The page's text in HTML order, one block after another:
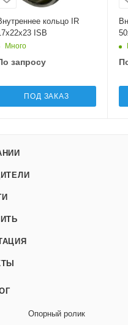
кольцо IR
ISB
Много
запросу
ПОД ЗАКАЗ
Опорный ролик